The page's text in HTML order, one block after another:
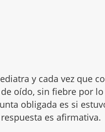
y cada vez que
oído, sin fiebre por
obligada es si
es afirmativa.